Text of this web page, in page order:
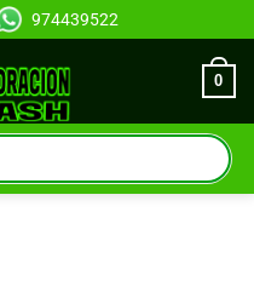
974439522
0